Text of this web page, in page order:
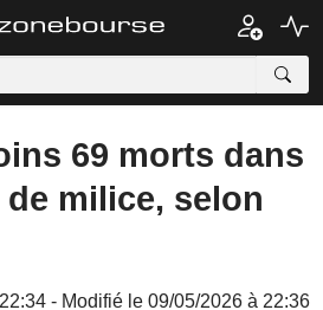
69 morts dans
milice, selon
- Modifié le 09/05/2026 à 22:36